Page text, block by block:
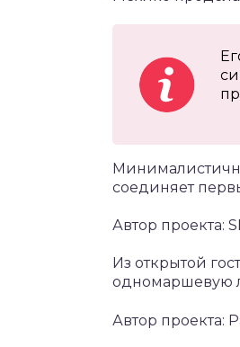
соединяет
Автор проекта:
Из открытой
одномаршевую
Автор проекта: